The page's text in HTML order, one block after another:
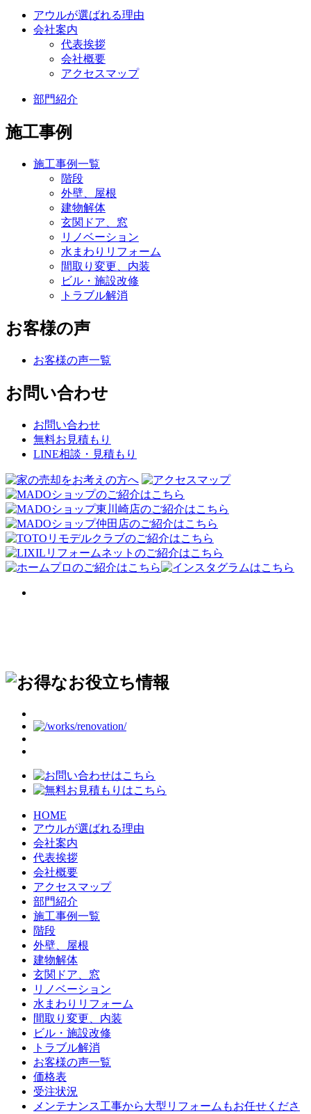
アウルが選ばれる理由
会社案内
代表挨拶
会社概要
アクセスマップ
部門紹介
施工事例
施工事例一覧
階段
外壁、屋根
建物解体
玄関ドア、窓
リノベーション
水まわりリフォーム
間取り変更、内装
ビル・施設改修
トラブル解消
お客様の声
お客様の声一覧
お問い合わせ
お問い合わせ
無料お見積もり
LINE相談・見積もり
HOME
アウルが選ばれる理由
会社案内
代表挨拶
会社概要
アクセスマップ
部門紹介
施工事例一覧
階段
外壁、屋根
建物解体
玄関ドア、窓
リノベーション
水まわりリフォーム
間取り変更、内装
ビル・施設改修
トラブル解消
お客様の声一覧
価格表
受注状況
メンテナンス工事から大型リフォームもお任せくださ